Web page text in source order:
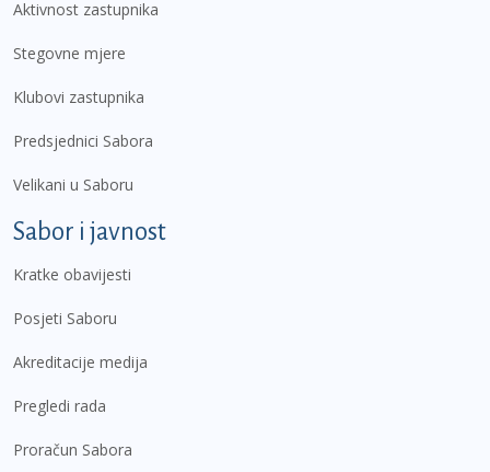
Aktivnost zastupnika
Stegovne mjere
Klubovi zastupnika
Predsjednici Sabora
Velikani u Saboru
Sabor i javnost
Kratke obavijesti
Posjeti Saboru
Akreditacije medija
Pregledi rada
Proračun Sabora